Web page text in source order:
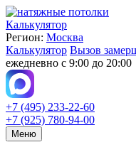
Калькулятор
Регион: Москва
Калькулятор Вызов
ежедневно с 9:00 до 20:00
+7 (495) 233-22-60
+7 (925) 780-94-00
Меню